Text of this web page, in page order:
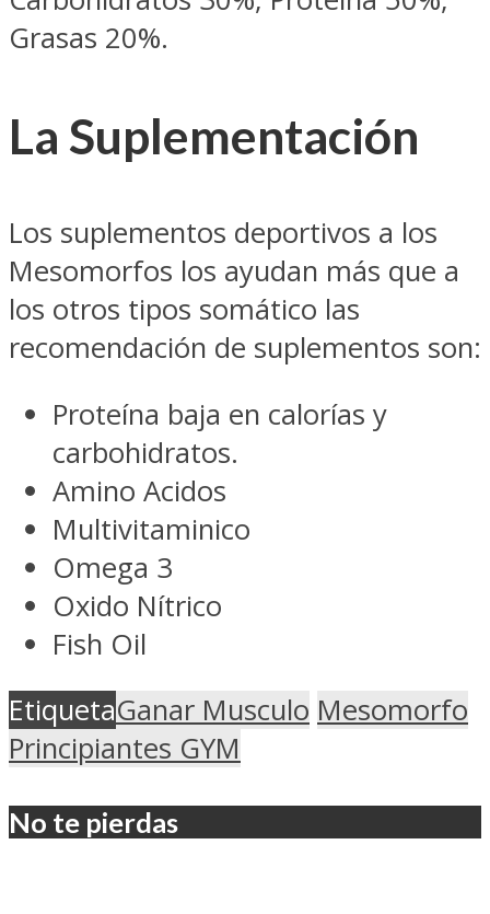
Grasas 20%.
La Suplementación
Los suplementos deportivos a los
Mesomorfos los ayudan más que a
los otros tipos somático las
recomendación de suplementos son:
Proteína baja en calorías y
carbohidratos.
Amino Acidos
Multivitaminico
Omega 3
Oxido Nítrico
Fish Oil
EtiquetaGanar Musculo Mesomorfo
Principiantes GYM
No te pierdas